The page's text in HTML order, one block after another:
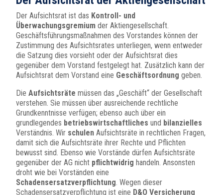
Der Aufsichtsrat ist das Kontroll- und
Überwachungsgremium der Aktiengesellschaft.
Geschäftsführungsmaßnahmen des Vorstandes können der
Zustimmung des Aufsichtsrates unterliegen, wenn entweder
die Satzung dies vorsieht oder der Aufsichtsrat dies
gegenüber dem Vorstand festgelegt hat. Zusätzlich kann der
Aufsichtsrat dem Vorstand eine Geschäftsordnung geben.
Die Aufsichtsräte müssen das „Geschäft“ der Gesellschaft
verstehen. Sie müssen über ausreichende rechtliche
Grundkenntnisse verfügen; ebenso auch über ein
grundlegendes betriebswirtschaftliches und bilanzielles
Verständnis. Wir schulen Aufsichtsräte in rechtlichen Fragen,
damit sich die Aufsichtsräte ihrer Rechte und Pflichten
bewusst sind. Ebenso wie Vorstände dürfen Aufsichtsräte
gegenüber der AG nicht pflichtwidrig handeln. Ansonsten
droht wie bei Vorständen eine
Schadensersatzverpflichtung. Wegen dieser
Schadensersatzverpflichtung ist eine D&O Versicherung